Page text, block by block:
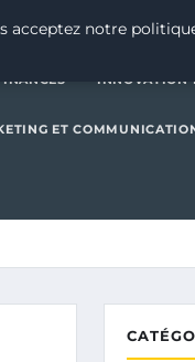
GENERAL
INNOVATION
ET
acceptez notre